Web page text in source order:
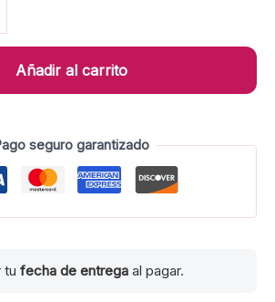
Añadir al carrito
seguro garantizado
tu fecha de entrega al pagar.